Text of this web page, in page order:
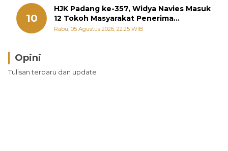
10
HJK Padang ke-357, Widya Navies Masuk
12 Tokoh Masyarakat Penerima
Penghargaan Pemko Padang
Rabu, 05 Agustus 2026, 22:25 WIB
Opini
Tulisan terbaru dan update